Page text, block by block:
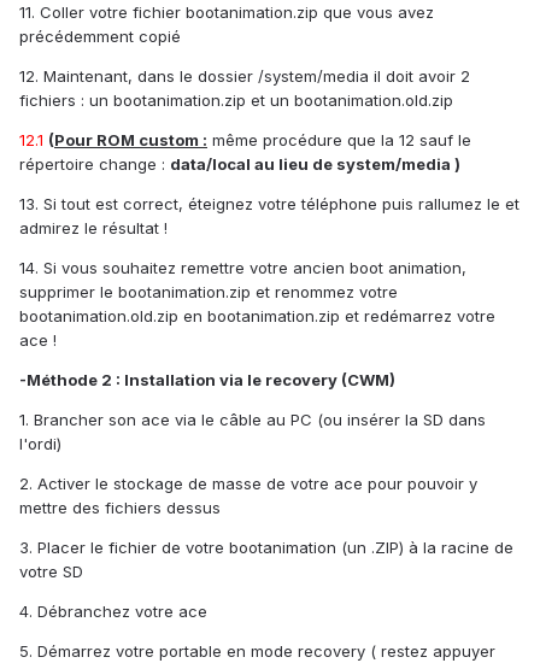
11. Coller votre fichier bootanimation.zip que vous avez
précédemment copié
12. Maintenant, dans le dossier /system/media il doit avoir 2
fichiers : un bootanimation.zip et un bootanimation.old.zip
12.1 (Pour ROM custom : même procédure que la 12 sauf le
répertoire change : data/local au lieu de system/media )
13. Si tout est correct, éteignez votre téléphone puis rallumez le et
admirez le résultat !
14. Si vous souhaitez remettre votre ancien boot animation,
supprimer le bootanimation.zip et renommez votre
bootanimation.old.zip en bootanimation.zip et redémarrez votre
ace !
-Méthode 2 : Installation via le recovery (CWM)
1. Brancher son ace via le câble au PC (ou insérer la SD dans
l'ordi)
2. Activer le stockage de masse de votre ace pour pouvoir y
mettre des fichiers dessus
3. Placer le fichier de votre bootanimation (un .ZIP) à la racine de
votre SD
4. Débranchez votre ace
5. Démarrez votre portable en mode recovery ( restez appuyer